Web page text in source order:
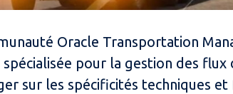
Oracle Transportation
pour la gestion des
sur les spécificités techniques